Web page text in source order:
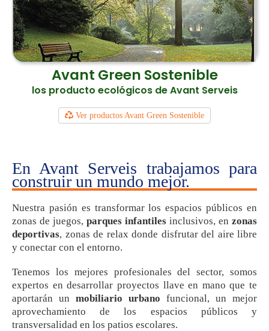
Avant Green Sostenible
los producto ecológicos de Avant Serveis
Ver productos Avant Green Sostenible
En Avant Serveis trabajamos para
construir un mundo mejor.
Nuestra pasión es transformar los espacios públicos en
zonas de juegos, parques infantiles inclusivos, en zonas
deportivas, zonas de relax donde disfrutar del aire libre
y conectar con el entorno.
Tenemos los mejores profesionales del sector, somos
expertos en desarrollar proyectos llave en mano que te
aportarán un mobiliario urbano funcional, un mejor
aprovechamiento de los espacios públicos y
transversalidad en los patios escolares.